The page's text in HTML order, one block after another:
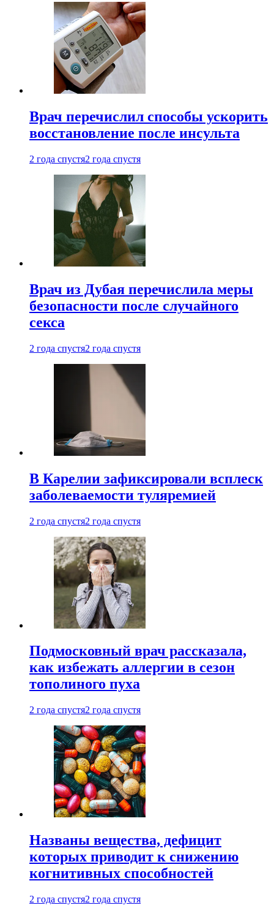
Врач перечислил способы ускорить
восстановление после инсульта
2 года спустя2 года спустя
Врач из Дубая перечислила меры
безопасности после случайного
секса
2 года спустя2 года спустя
В Карелии зафиксировали всплеск
заболеваемости туляремией
2 года спустя2 года спустя
Подмосковный врач рассказала,
как избежать аллергии в сезон
тополиного пуха
2 года спустя2 года спустя
Названы вещества, дефицит
которых приводит к снижению
когнитивных способностей
2 года спустя2 года спустя